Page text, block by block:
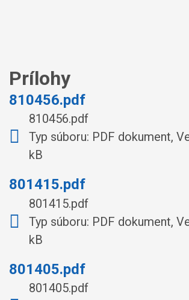
Prílohy
810456.pdf
810456.pdf
Typ súboru: PDF dokument,
kB
801415.pdf
801415.pdf
Typ súboru: PDF dokument,
kB
801405.pdf
801405.pdf